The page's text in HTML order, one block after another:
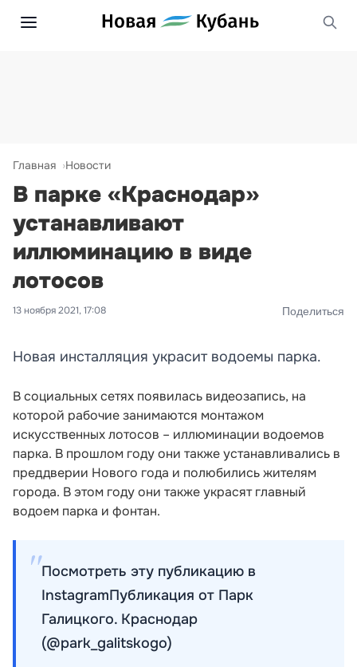
Главная Новости
В парке «Краснодар»
устанавливают
иллюминацию в виде
лотосов
13 ноября 2021, 17:08 Поделиться
Новая инсталляция украсит водоемы парка.
В социальных сетях появилась видеозапись, на
которой рабочие занимаются монтажом
искусственных лотосов – иллюминации водоемов
парка. В прошлом году они также устанавливались в
преддверии Нового года и полюбились жителям
города. В этом году они также украсят главный
водоем парка и фонтан.
Посмотреть эту публикацию в
InstagramПубликация от Парк
Галицкого. Краснодар
(@park_galitskogo)